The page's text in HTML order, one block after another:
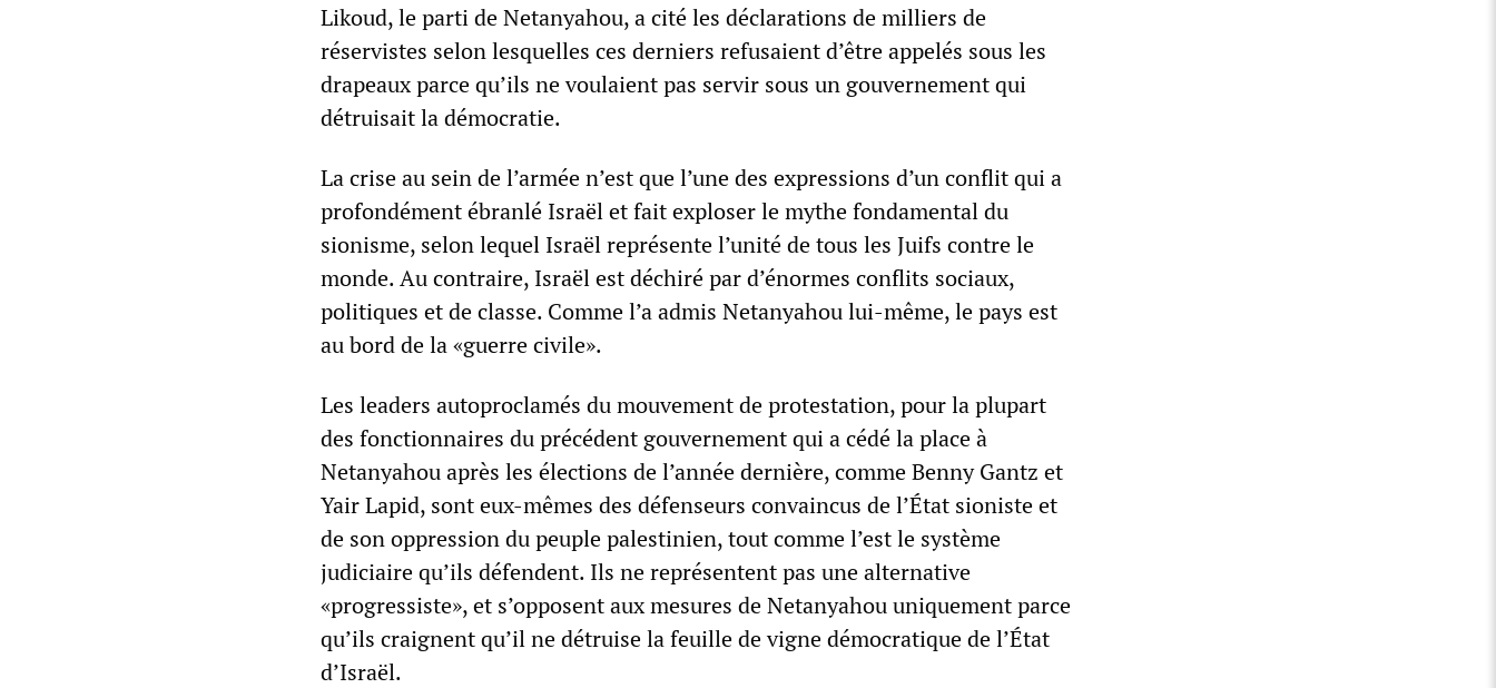
Likoud, le parti de Netanyahou, a cité les déclarations de milliers de
réservistes selon lesquelles ces derniers refusaient d’être appelés sous les
drapeaux parce qu’ils ne voulaient pas servir sous un gouvernement qui
détruisait la démocratie.
La crise au sein de l’armée n’est que l’une des expressions d’un conflit qui a
profondément ébranlé Israël et fait exploser le mythe fondamental du
sionisme, selon lequel Israël représente l’unité de tous les Juifs contre le
monde. Au contraire, Israël est déchiré par d’énormes conflits sociaux,
politiques et de classe. Comme l’a admis Netanyahou lui-même, le pays est
au bord de la «guerre civile».
Les leaders autoproclamés du mouvement de protestation, pour la plupart
des fonctionnaires du précédent gouvernement qui a cédé la place à
Netanyahou après les élections de l’année dernière, comme Benny Gantz et
Yair Lapid, sont eux-mêmes des défenseurs convaincus de l’État sioniste et
de son oppression du peuple palestinien, tout comme l’est le système
judiciaire qu’ils défendent. Ils ne représentent pas une alternative
«progressiste», et s’opposent aux mesures de Netanyahou uniquement parce
qu’ils craignent qu’il ne détruise la feuille de vigne démocratique de l’État
d’Israël.